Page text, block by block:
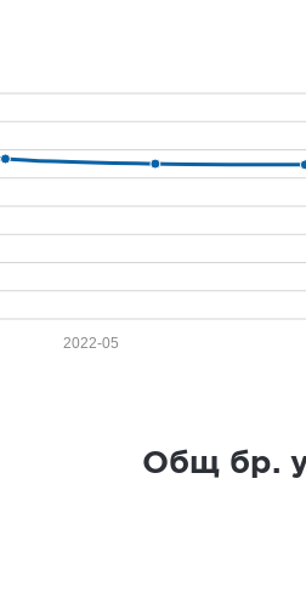
2022-05
Общ бр.